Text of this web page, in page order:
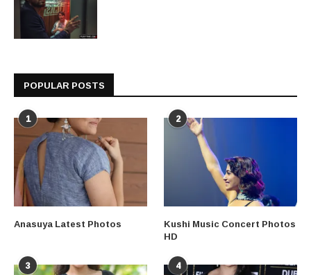
POPULAR POSTS
1
Anasuya Latest Photos
2
Kushi Music Concert Photos
HD
3 4